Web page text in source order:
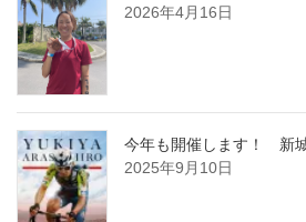
2026年4月16日
今年も開催します！ 新
2025年9月10日